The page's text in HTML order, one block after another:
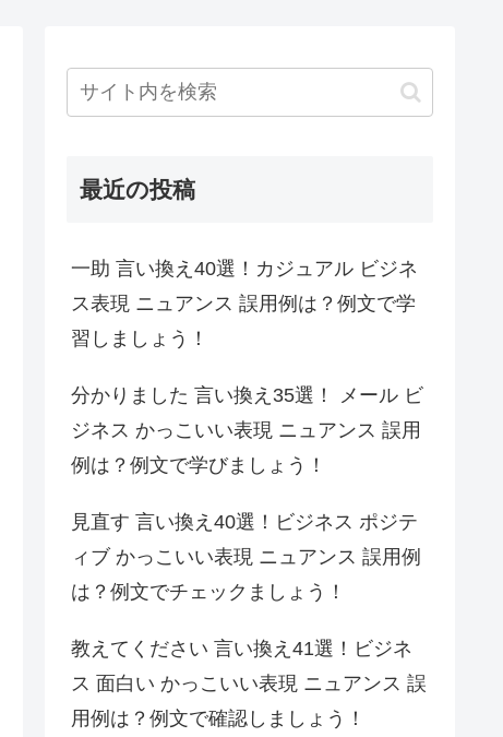
最近の投稿
一助 言い換え40選！カジュアル ビジネ
ス表現 ニュアンス 誤用例は？例文で学
習しましょう！
分かりました 言い換え35選！ メール ビ
ジネス かっこいい表現 ニュアンス 誤用
例は？例文で学びましょう！
見直す 言い換え40選！ビジネス ポジテ
ィブ かっこいい表現 ニュアンス 誤用例
は？例文でチェックましょう！
教えてください 言い換え41選！ビジネ
ス 面白い かっこいい表現 ニュアンス 誤
用例は？例文で確認しましょう！